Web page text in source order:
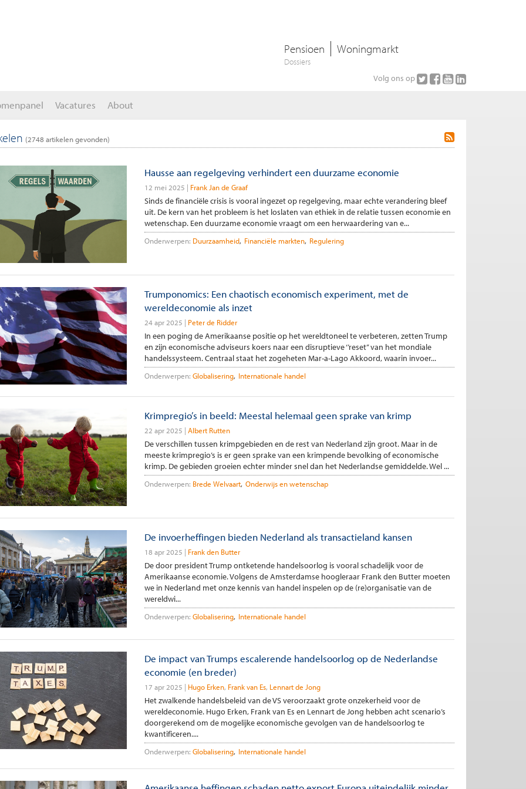
Pensioen Woningmarkt
Dossiers
Volg ons op
Vacatures About
(2748 artikelen gevonden)
Hausse aan regelgeving verhindert een duurzame economie
12 mei 2025 Frank Jan de Graaf
Sinds de financiële crisis is vooral ingezet op regelgeving, maar echte verandering bleef
uit. De kern van het probleem is het loslaten van ethiek in de relatie tussen economie en
wetenschap. Een duurzame economie vraagt om een herwaardering van e...
Onderwerpen: Duurzaamheid Financiële markten Regulering
Trumponomics: Een chaotisch economisch experiment, met de
wereldeconomie als inzet
24 apr 2025 Peter de Ridder
In een poging de Amerikaanse positie op het wereldtoneel te verbeteren, zetten Trump
en zijn economische adviseurs koers naar een disruptieve ‘’reset’’ van het mondiale
handelssysteem. Centraal staat het zogeheten Mar-a-Lago Akkoord, waarin invoer...
Onderwerpen: Globalisering Internationale handel
Krimpregio’s in beeld: Meestal helemaal geen sprake van krimp
22 apr 2025 Albert Rutten
De verschillen tussen krimpgebieden en de rest van Nederland zijn groot. Maar in de
meeste krimpregio’s is er geen sprake van een krimpende bevolking of economische
krimp. De gebieden groeien echter minder snel dan het Nederlandse gemiddelde. Wel ...
Onderwerpen: Brede Welvaart Onderwijs en wetenschap
De invoerheffingen bieden Nederland als transactieland kansen
18 apr 2025 Frank den Butter
De door president Trump ontketende handelsoorlog is vooral schadelijk voor de
Amerikaanse economie. Volgens de Amsterdamse hoogleraar Frank den Butter moeten
we in Nederland met onze kennis van handel inspelen op de (re)organisatie van de
wereldwi...
Onderwerpen: Globalisering Internationale handel
De impact van Trumps escalerende handelsoorlog op de Nederlandse
economie (en breder)
17 apr 2025 Hugo Erken Frank van Es Lennart de Jong
Het zwalkende handelsbeleid van de VS veroorzaakt grote onzekerheid voor de
wereldeconomie. Hugo Erken, Frank van Es en Lennart de Jong hebben acht scenario’s
doorgerekend om de mogelijke economische gevolgen van de handelsoorlog te
kwantificeren....
Onderwerpen: Globalisering Internationale handel